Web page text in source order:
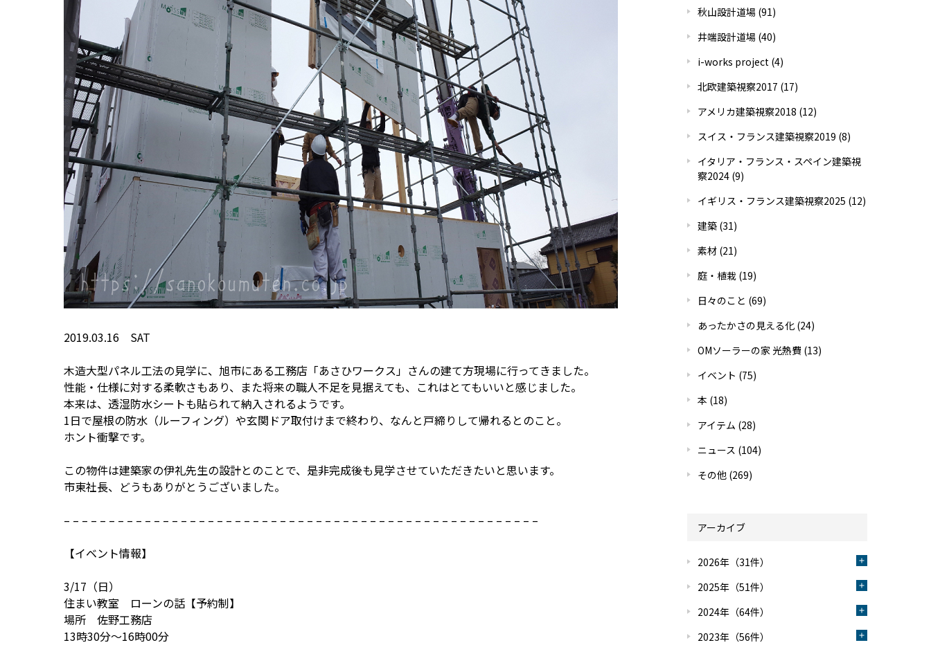
2019.03.16 SAT
木造大型パネル工法の見学に、旭市にある工務店「あさひワークス」さんの建て方現場に行ってきました。
性能・仕様に対する柔軟さもあり、また将来の職人不足を見据えても、これはとてもいいと感じました。
本来は、透湿防水シートも貼られて納入されるようです。
1日で屋根の防水（ルーフィング）や玄関ドア取付けまで終わり、なんと戸締りして帰れるとのこと。
ホント衝撃です。
この物件は建築家の伊礼先生の設計とのことで、是非完成後も見学させていただきたいと思います。
市東社長、どうもありがとうございました。
– – – – – – – – – – – – – – – – – – – – – – – – – – – – – – – – – – – – – – – – – – – – – – – – – – – – –
【イベント情報】
3/17（日）
住まい教室 ローンの話【予約制】
場所 佐野工務店
13時30分～16時00分
秋山設計道場 (91)
井端設計道場 (40)
i-works project (4)
北欧建築視察2017 (17)
アメリカ建築視察2018 (12)
スイス・フランス建築視察2019 (8)
イタリア・フランス・スペイン建築視
察2024 (9)
イギリス・フランス建築視察2025 (12)
建築 (31)
素材 (21)
庭・植栽 (19)
日々のこと (69)
あったかさの見える化 (24)
OMソーラーの家 光熱費 (13)
イベント (75)
本 (18)
アイテム (28)
ニュース (104)
その他 (269)
アーカイブ
2026年（31件）
2025年（51件）
2024年（64件）
2023年（56件）